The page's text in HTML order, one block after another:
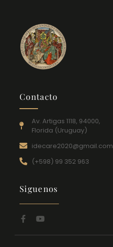
Contacto
Av. Artigas 1118, 94000,
Florida (Uruguay)
idecare2020@gmail.com
(+598) 99 352 963
Siguenos